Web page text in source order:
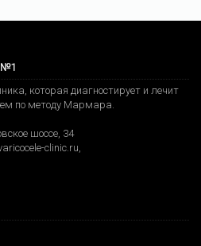
№1
которая диагностирует и лечит
по методу Мармара.
шоссе, 34
clinic.ru,